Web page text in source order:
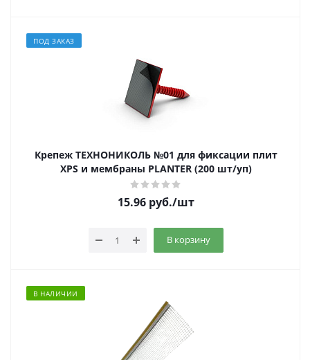
ПОД ЗАКАЗ
Крепеж ТЕХНОНИКОЛЬ №01 для фиксации плит
XPS и мембраны PLANTER (200 шт/уп)
15.96руб./шт
В корзину
В НАЛИЧИИ